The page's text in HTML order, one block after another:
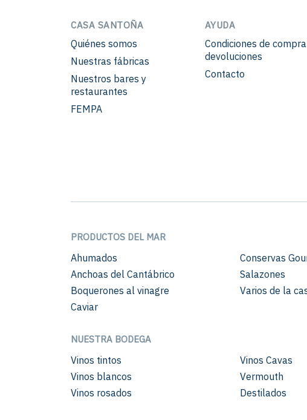
CASA SANTOÑA
Quiénes somos
Nuestras fábricas
Nuestros bares y
restaurantes
FEMPA
AYUDA
Condiciones de
devoluciones
Contacto
PRODUCTOS DEL MAR
Ahumados
Anchoas del Cantábrico
Boquerones al vinagre
Caviar
Conservas
Salazones
Varios de la
NUESTRA BODEGA
Vinos tintos
Vinos blancos
Vinos rosados
Vinos Cavas
Vermouth
Destilados